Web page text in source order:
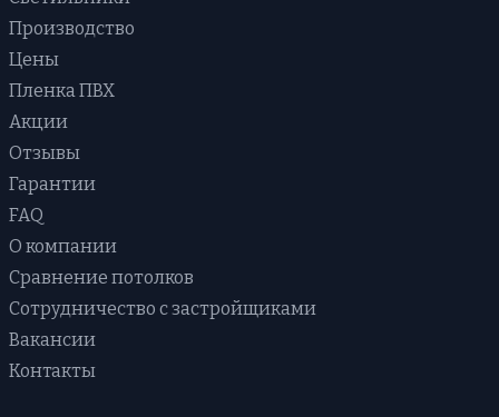
Со световыми линиями
Производство
Цены
Пленка ПВХ
Акции
Отзывы
Гарантии
FAQ
О компании
Сравнение потолков
Сотрудничество с застройщиками
Вакансии
Контакты